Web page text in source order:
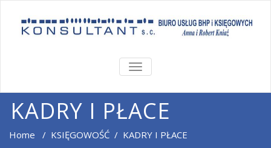
TOGGLE
NAVIGATION
KADRY I PŁACE
Home / KSIĘGOWOŚĆ / KADRY I PŁACE